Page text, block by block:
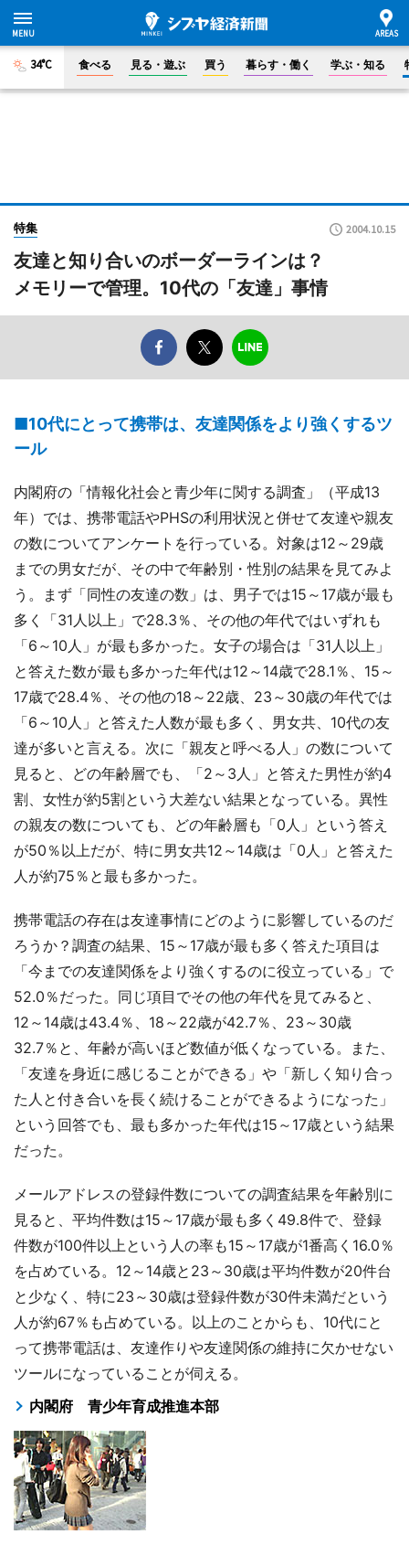
34°C 食べる 見る・遊ぶ 買う 暮らす・働く 学ぶ・知る
特集 2004.10.15
友達と知り合いのボーダーラインは？
メモリーで管理。10代の「友達」事情
■10代にとって携帯は、友達関係をより強くするツ
ール
内閣府の「情報化社会と青少年に関する調査」（平成13
年）では、携帯電話やPHSの利用状況と併せて友達や親友
の数についてアンケートを行っている。対象は12～29歳
までの男女だが、その中で年齢別・性別の結果を見てみよ
う。まず「同性の友達の数」は、男子では15～17歳が最も
多く「31人以上」で28.3％、その他の年代ではいずれも
「6～10人」が最も多かった。女子の場合は「31人以上」
と答えた数が最も多かった年代は12～14歳で28.1％、15～
17歳で28.4％、その他の18～22歳、23～30歳の年代では
「6～10人」と答えた人数が最も多く、男女共、10代の友
達が多いと言える。次に「親友と呼べる人」の数について
見ると、どの年齢層でも、「2～3人」と答えた男性が約4
割、女性が約5割という大差ない結果となっている。異性
の親友の数についても、どの年齢層も「0人」という答え
が50％以上だが、特に男女共12～14歳は「0人」と答えた
人が約75％と最も多かった。
携帯電話の存在は友達事情にどのように影響しているのだ
ろうか？調査の結果、15～17歳が最も多く答えた項目は
「今までの友達関係をより強くするのに役立っている」で
52.0％だった。同じ項目でその他の年代を見てみると、
12～14歳は43.4％、18～22歳が42.7％、23～30歳
32.7％と、年齢が高いほど数値が低くなっている。また、
「友達を身近に感じることができる」や「新しく知り合っ
た人と付き合いを長く続けることができるようになった」
という回答でも、最も多かった年代は15～17歳という結果
だった。
メールアドレスの登録件数についての調査結果を年齢別に
見ると、平均件数は15～17歳が最も多く49.8件で、登録
件数が100件以上という人の率も15～17歳が1番高く16.0％
を占めている。12～14歳と23～30歳は平均件数が20件台
と少なく、特に23～30歳は登録件数が30件未満だという
人が約67％も占めている。以上のことからも、10代にと
って携帯電話は、友達作りや友達関係の維持に欠かせない
ツールになっていることが伺える。
内閣府 青少年育成推進本部